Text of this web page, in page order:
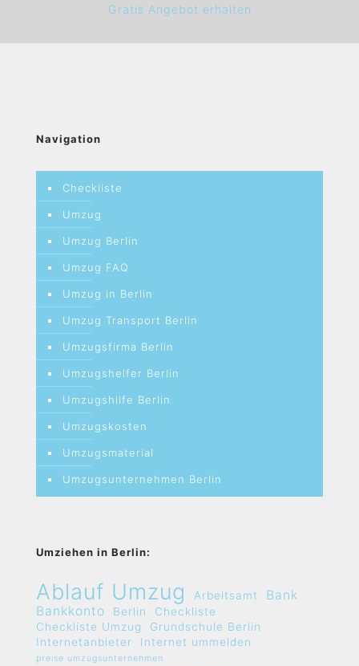
Gratis Angebot erhalten
Navigation
Checkliste
Umzug
Umzug Berlin
Umzug FAQ
Umzug in Berlin
Umzug Transport Berlin
Umzugsfirma Berlin
Umzugshelfer Berlin
Umzugshilfe Berlin
Umzugskosten
Umzugsmaterial
Umzugsunternehmen Berlin
Umziehen in Berlin:
Ablauf Umzug Arbeitsamt
Bank
Bankkonto
Berlin
Checkliste
Checkliste Umzug
Grundschule Berlin
Internetanbieter
Internet ummelden
preise umzugsunternehmen